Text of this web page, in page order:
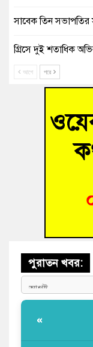
সাবেক তিন সভাপতির
গ্রিসে দুই শতাধিক
বুড়িচংয়ে নিখোঁজের
“স্পেশাল
ছাড়বে না-সাক্কু
ভাষা সৈনিক অজিত
‘হাসিনাকে ফেরাতে
আগে পরে
পুরাতন খবর:
«